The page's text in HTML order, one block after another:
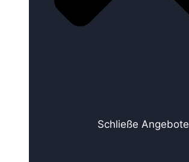
Schließe Angebote